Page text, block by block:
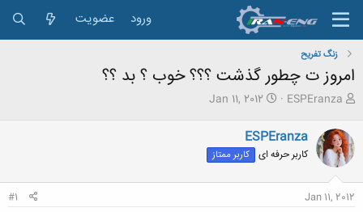
ورود عضویت
زنگ تفريح
امروز ت چطور گذشت ؟؟؟ خوب ؟ بد ؟؟
ش
و
ع
ک
ن
ن
د
ESPEranza
ت
ر
ی
خ
ر
Jan 11, 2012
ESPEranza
کاربر حرفه ای کاربر ممتاز
Jan 11, 2012
#1